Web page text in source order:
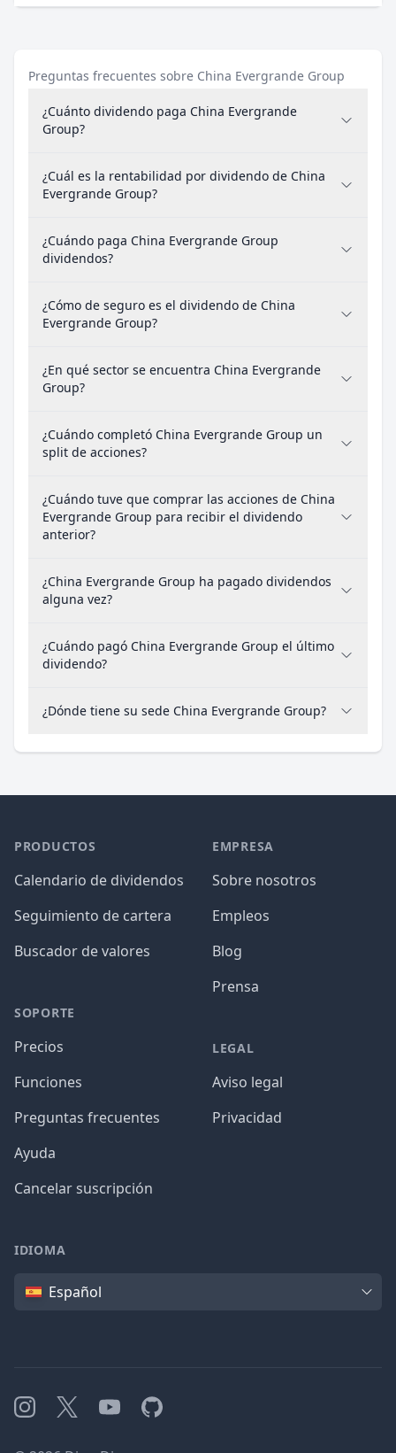
Preguntas frecuentes sobre China Evergrande Group
¿Cuánto dividendo paga China Evergrande
Group?
¿Cuál es la rentabilidad por dividendo de China
Evergrande Group?
¿Cuándo paga China Evergrande Group
dividendos?
¿Cómo de seguro es el dividendo de China
Evergrande Group?
¿En qué sector se encuentra China Evergrande
Group?
¿Cuándo completó China Evergrande Group un
split de acciones?
¿Cuándo tuve que comprar las acciones de China
Evergrande Group para recibir el dividendo
anterior?
¿China Evergrande Group ha pagado dividendos
alguna vez?
¿Cuándo pagó China Evergrande Group el último
dividendo?
¿Dónde tiene su sede China Evergrande Group?
PRODUCTOS
Calendario de dividendos
Seguimiento de cartera
Buscador de valores
SOPORTE
Precios
Funciones
Preguntas frecuentes
Ayuda
Cancelar suscripción
EMPRESA
Sobre nosotros
Empleos
Blog
Prensa
LEGAL
Aviso legal
Privacidad
IDIOMA
IdiomaEspañol
Instagram
X YouTubeGitHub